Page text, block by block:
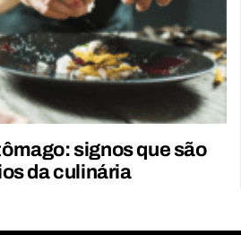
signos que são
da culinária